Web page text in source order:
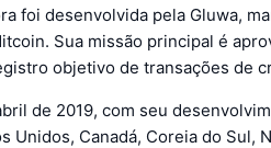
foi desenvolvida pela Gluwa,
Sua missão principal é
objetivo de transações de
de 2019, com seu
Unidos, Canadá, Coreia do Sul,